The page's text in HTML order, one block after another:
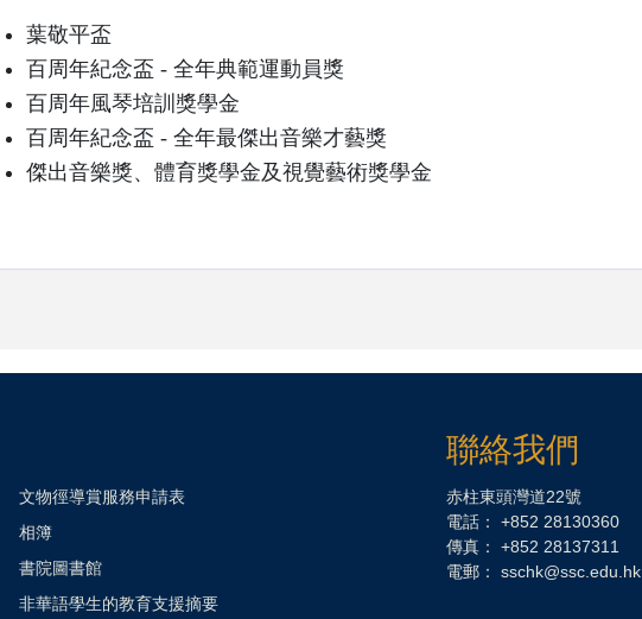
葉敬平盃
百周年紀念盃 - 全年典範運動員獎
百周年風琴培訓獎學金
百周年紀念盃 - 全年最傑出音樂才藝獎
傑出音樂獎、體育獎學金及視覺藝術獎學金
文物徑導賞服務申請表
相簿
書院圖書館
非華語學生的教育支援摘要
聯絡我們
赤柱東頭灣道22號
電話： +852 28130360
傳真： +852 28137311
電郵： sschk@ssc.edu.hk